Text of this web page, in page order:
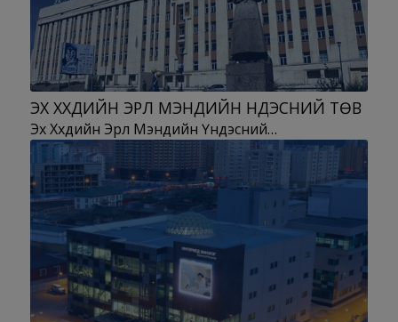
ЭХ ХҮҮХДИЙН ЭРҮҮЛ МЭНДИЙН ҮНДЭСНИЙ ТӨВ
Эх Хүүхдийн Эрүүл Мэндийн Үндэсний…